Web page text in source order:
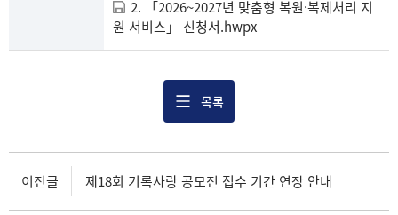
2. 「2026~2027년 맞춤형 복원·복제처리 지
원 서비스」 신청서.hwpx
목록
이전글 제18회 기록사랑 공모전 접수 기간 연장 안내